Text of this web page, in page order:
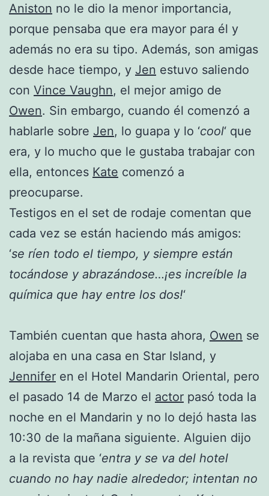
Aniston no le dio la menor importancia,
porque pensaba que era mayor para él y
además no era su tipo. Además, son amigas
desde hace tiempo, y Jen estuvo saliendo
con Vince Vaughn, el mejor amigo de
Owen. Sin embargo, cuando él comenzó a
hablarle sobre Jen, lo guapa y lo ‘cool‘ que
era, y lo mucho que le gustaba trabajar con
ella, entonces Kate comenzó a
preocuparse.
Testigos en el set de rodaje comentan que
cada vez se están haciendo más amigos:
‘se ríen todo el tiempo, y siempre están
tocándose y abrazándose…¡es increíble la
química que hay entre los dos!‘
También cuentan que hasta ahora, Owen se
alojaba en una casa en Star Island, y
Jennifer en el Hotel Mandarin Oriental, pero
el pasado 14 de Marzo el actor pasó toda la
noche en el Mandarin y no lo dejó hasta las
10:30 de la mañana siguiente. Alguien dijo
a la revista que ‘entra y se va del hotel
cuando no hay nadie alrededor; intentan no